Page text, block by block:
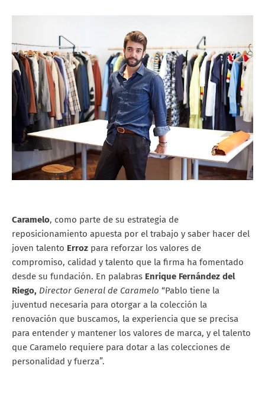
Caramelo, como parte de su estrategia de
reposicionamiento apuesta por el trabajo y saber hacer del
joven talento Erroz para reforzar los valores de
compromiso, calidad y talento que la firma ha fomentado
desde su fundación. En palabras Enrique Fernández del
Riego, Director General de Caramelo “Pablo tiene la
juventud necesaria para otorgar a la colección la
renovación que buscamos, la experiencia que se precisa
para entender y mantener los valores de marca, y el talento
que Caramelo requiere para dotar a las colecciones de
personalidad y fuerza”.